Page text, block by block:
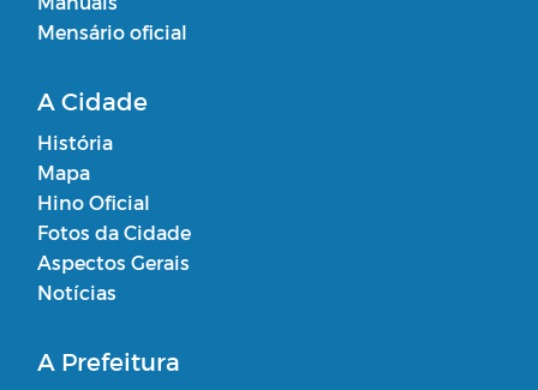
Mensário oficial
A Cidade
História
Mapa
Hino Oficial
Fotos da Cidade
Aspectos Gerais
Notícias
A Prefeitura